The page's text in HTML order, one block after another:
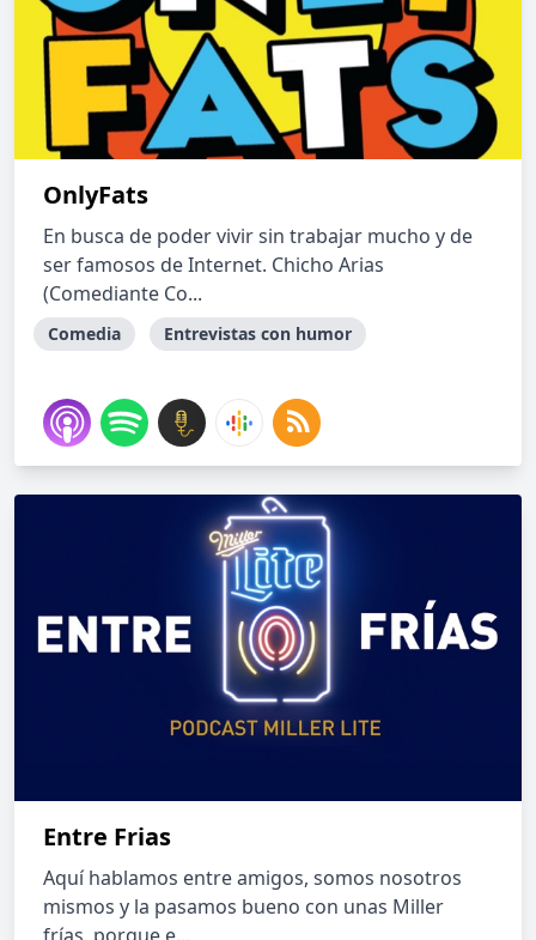
OnlyFats
En busca de poder vivir sin trabajar mucho y de
ser famosos de Internet. Chicho Arias
(Comediante Co...
Comedia Entrevistas con humor
Entre Frias
Aquí hablamos entre amigos, somos nosotros
mismos y la pasamos bueno con unas Miller